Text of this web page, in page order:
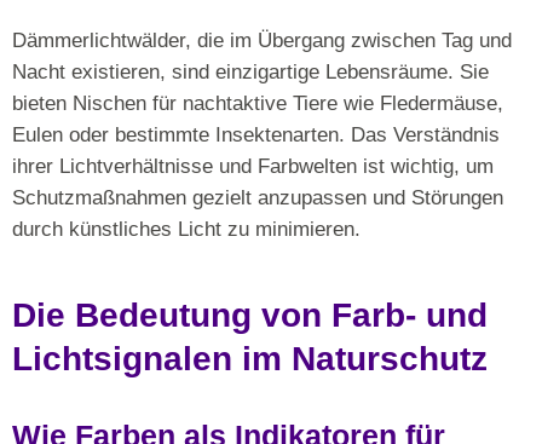
Dämmerlichtwälder, die im Übergang zwischen Tag und
Nacht existieren, sind einzigartige Lebensräume. Sie
bieten Nischen für nachtaktive Tiere wie Fledermäuse,
Eulen oder bestimmte Insektenarten. Das Verständnis
ihrer Lichtverhältnisse und Farbwelten ist wichtig, um
Schutzmaßnahmen gezielt anzupassen und Störungen
durch künstliches Licht zu minimieren.
Die Bedeutung von Farb- und
Lichtsignalen im Naturschutz
Wie Farben als Indikatoren für